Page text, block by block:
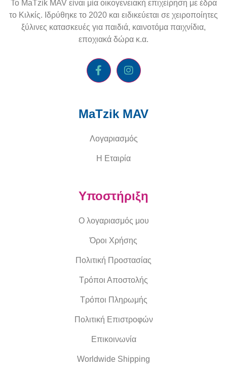
To MaTzik MAVείναι μία οικογενειακή επιχείρηση με έδρα
το Κιλκίς. Ιδρύθηκε το 2020 και ειδικεύεται σε χειροποίητες
ξύλινες κατασκευές για παιδιά, καινοτόμα παιχνίδια,
εποχιακά δώρα κ.α.
MaTzik MAV
Λογαριασμός
Η Εταιρία
Υποστήριξη
Ο λογαριασμός μου
Όροι Χρήσης
Πολιτική Προστασίας
Τρόποι Αποστολής
Τρόποι Πληρωμής
Πολιτική Επιστροφών
Επικοινωνία
Worldwide Shipping